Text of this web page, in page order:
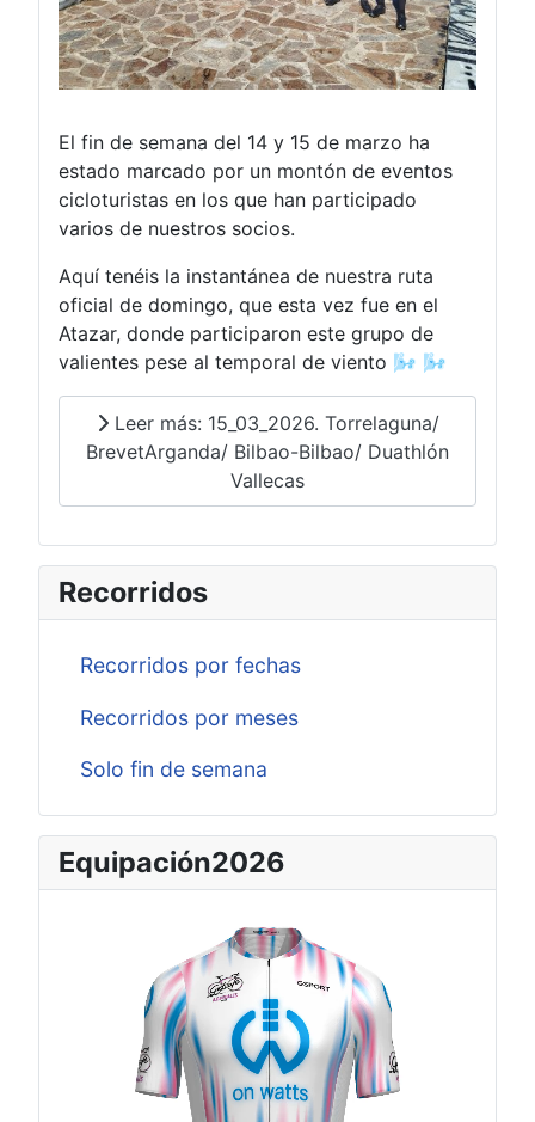
El fin de semana del 14 y 15 de marzo ha
estado marcado por un montón de eventos
cicloturistas en los que han participado
varios de nuestros socios.
Aquí tenéis la instantánea de nuestra ruta
oficial de domingo, que esta vez fue en el
Atazar, donde participaron este grupo de
valientes pese al temporal de viento 🌬️ 🌬️
Leer más: 15_03_2026. Torrelaguna/
BrevetArganda/ Bilbao-Bilbao/ Duathlón
Vallecas
Recorridos
Recorridos por fechas
Recorridos por meses
Solo fin de semana
Equipación2026